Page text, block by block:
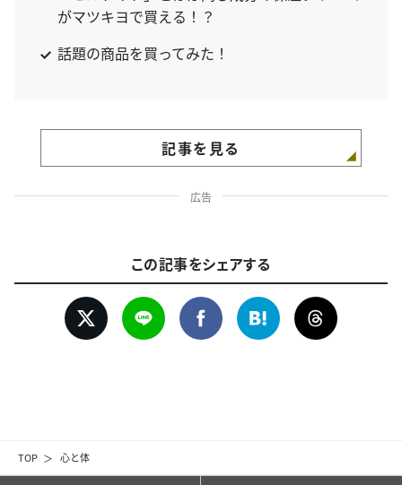
TOP 心と体
がマツキヨで買える！？
話題の商品を買ってみた！
記事を見る
広告
この記事をシェアする